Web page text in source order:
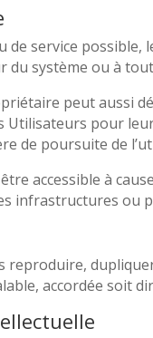
de service
du système ou à
peut aussi
Utilisateurs pour
de poursuite de
accessible à
infrastructures ou
reproduire,
accordée soit